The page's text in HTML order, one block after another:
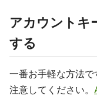
アカウントキ
する
一番お手軽な方法で
注意してください。